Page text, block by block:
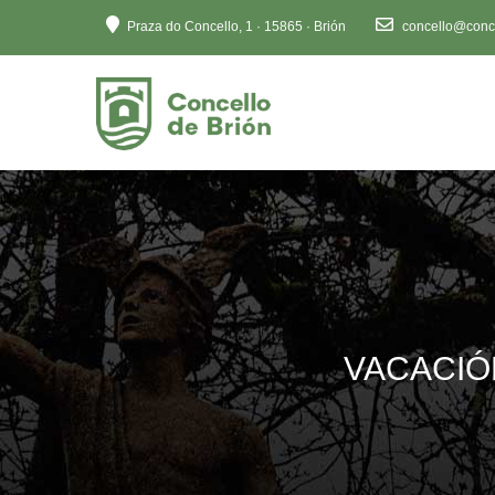
web
inclúe
un
sistema
de
accesibilidade.
Preme
Control-
F11
para
axustar
o
Praza do Concello, 1 · 15865 · Brión